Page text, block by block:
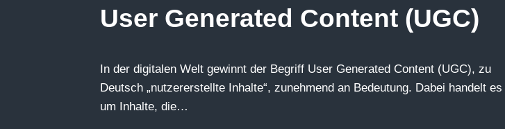
User Generated Content (UGC)
In der digitalen Welt gewinnt der Begriff User Generated Content (UGC), zu
Deutsch „nutzererstellte Inhalte“, zunehmend an Bedeutung. Dabei handelt
um Inhalte, die…